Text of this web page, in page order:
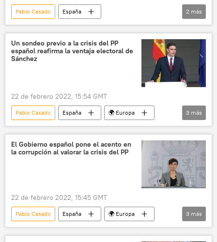
Pablo Casado
España
Partido Popular de España
Crisis en el Partido Popular español
2 más
Un sondeo previo a la crisis del PP
español reafirma la ventaja electoral de
Sánchez
22 de febrero 2022, 15:54 GMT
Pablo Casado España
🌍 Europa
Partido Socialista Obrero Español (PSOE)
Madrid
Pedro Sánchez
3 más
El Gobierno español pone el acento en
la corrupción al valorar la crisis del PP
22 de febrero 2022, 15:45 GMT
Pablo Casado España
🌍 Europa
Partido Popular de España
Isabel Rodríguez
3 más